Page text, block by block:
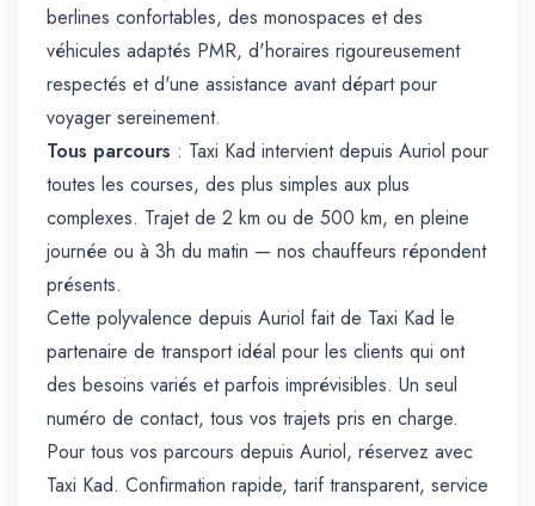
berlines confortables, des monospaces et des
véhicules adaptés PMR, d'horaires rigoureusement
respectés et d'une assistance avant départ pour
voyager sereinement.
Tous parcours : Taxi Kad intervient depuis Auriol pour
toutes les courses, des plus simples aux plus
complexes. Trajet de 2 km ou de 500 km, en pleine
journée ou à 3h du matin — nos chauffeurs répondent
présents.
Cette polyvalence depuis Auriol fait de Taxi Kad le
partenaire de transport idéal pour les clients qui ont
des besoins variés et parfois imprévisibles. Un seul
numéro de contact, tous vos trajets pris en charge.
Pour tous vos parcours depuis Auriol, réservez avec
Taxi Kad. Confirmation rapide, tarif transparent, service